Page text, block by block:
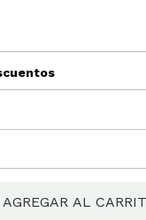
AGREGAR AL